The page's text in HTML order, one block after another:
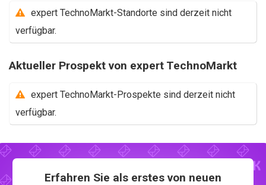
expert TechnoMarkt-Standorte sind derzeit nicht
verfügbar.
Aktueller Prospekt von expert TechnoMarkt
expert TechnoMarkt-Prospekte sind derzeit nicht
verfügbar.
Erfahren Sie als erstes von neuen